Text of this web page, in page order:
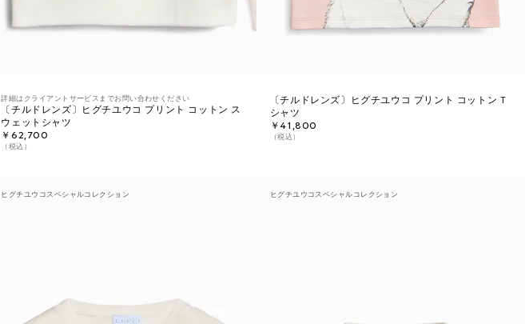
詳細はクライアントサービスまでお問い合わせください
〔チルドレンズ〕ヒグチユウコ プリント コットン ス
ウェットシャツ
￥62,700
（税込）
〔チルドレンズ〕ヒグチユウコ プリント コットン T
シャツ
￥41,800
（税込）
ヒグチユウコスペシャルコレクション ヒグチユウコスペシャルコレクション